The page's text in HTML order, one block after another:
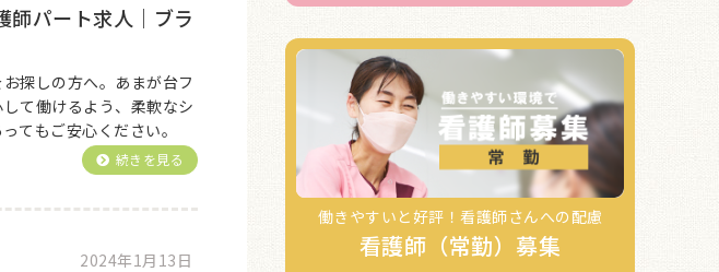
師パート求人｜ブラ
探しの方へ。あまが台フ
て働けるよう、柔軟なシ
てもご安心ください。
続きを見る
2024年1月13日
働きやすいと好評！看護師さんへの配慮
看護師（常勤）募集